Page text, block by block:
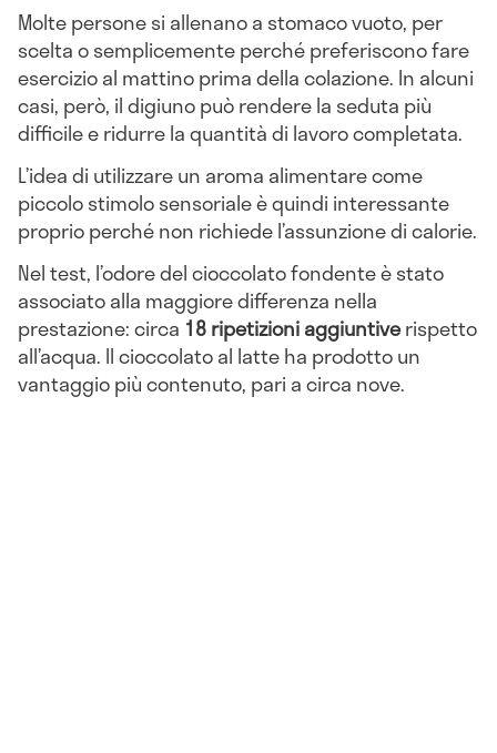
Molte persone si allenano a stomaco vuoto, per
scelta o semplicemente perché preferiscono fare
esercizio al mattino prima della colazione. In alcuni
casi, però, il digiuno può rendere la seduta più
difficile e ridurre la quantità di lavoro completata.
L’idea di utilizzare un aroma alimentare come
piccolo stimolo sensoriale è quindi interessante
proprio perché non richiede l’assunzione di calorie.
Nel test, l’odore del cioccolato fondente è stato
associato alla maggiore differenza nella
prestazione: circa 18 ripetizioni aggiuntiverispetto
all’acqua. Il cioccolato al latte ha prodotto un
vantaggio più contenuto, pari a circa nove.